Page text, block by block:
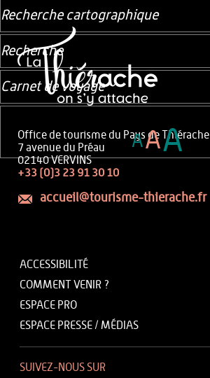
Office de tourisme du Pays de Thiérache
7 avenue du Préau
02140 VERVINS
+33 (0)3 23 91 30 10
accueil@tourisme-thierache.fr
ACCESSIBILITÉ
COMMENT VENIR ?
ESPACE PRO
ESPACE PRESSE / MÉDIAS
SUIVEZ-NOUS SUR
Recherche cartographique
Recherche
Carnet de voyage
AAA